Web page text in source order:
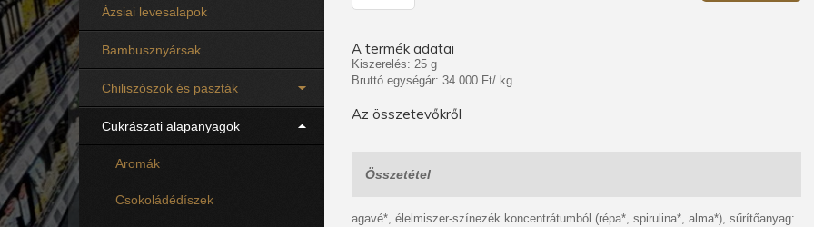
Ázsiai levesalapok
Bambusznyársak
Chiliszószok és paszták
Cukrászati alapanyagok
Aromák
Csokoládédíszek
A termék adatai
Kiszerelés: 25 g
Bruttó egységár: 34 000 Ft/ kg
Az összetevőkről
Összetétel
agavé*, élelmiszer-színezék koncentrátumból (répa*, spirulina*, alma*), sűrítőanyag: